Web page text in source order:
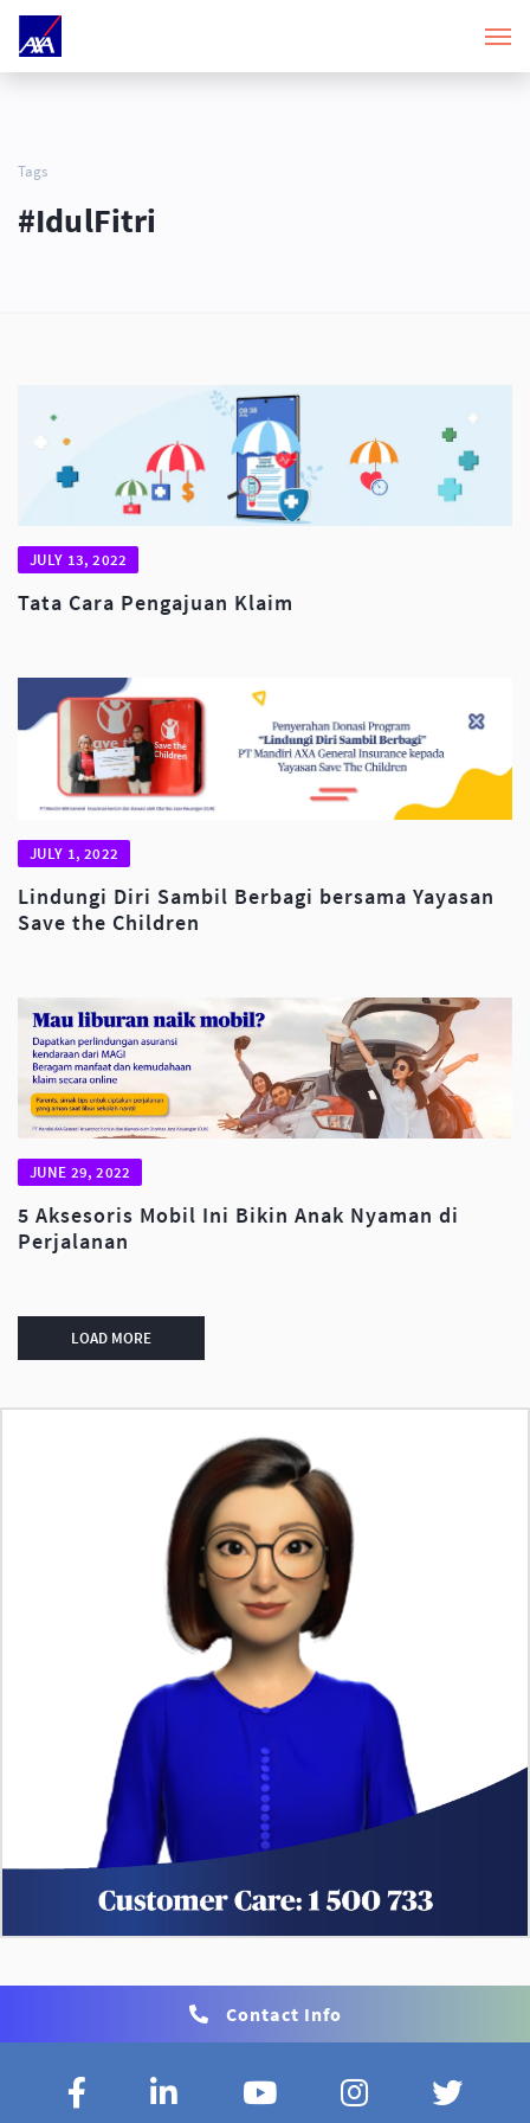
Tags
#IdulFitri
JULY 13, 2022
Tata Cara Pengajuan Klaim
JULY 1, 2022
Lindungi Diri Sambil Berbagi bersama Yayasan
Save the Children
JUNE 29, 2022
5 Aksesoris Mobil Ini Bikin Anak Nyaman di
Perjalanan
LOAD MORE
Contact Info